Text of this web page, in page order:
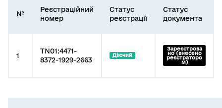
№
Реєстраційний
номер
Статус
реєстрації
Статус
документа
1
TN01:4471-
8372-1929-2663
Діючий
Зареєстрова
но (внесено
реєстраторо
м)